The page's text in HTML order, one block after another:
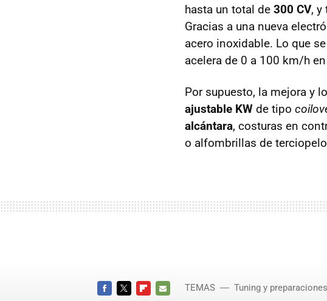
hasta un total de 300 CV, y
Gracias a una nueva
acero inoxidable. Lo que
acelera de 0 a 100 km/h
Por supuesto, la mejora y
ajustable KW de tipo
alcántara, costuras en
o alfombrillas de
TEMAS Tuning y preparaciones